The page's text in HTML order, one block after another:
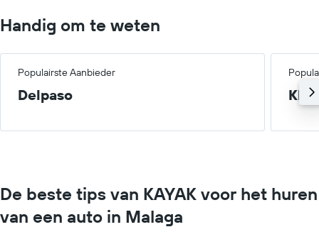
Handig om te weten
Populairste Aanbieder
Delpaso
De beste tips van KAYAK voor het huren
van een auto in Malaga